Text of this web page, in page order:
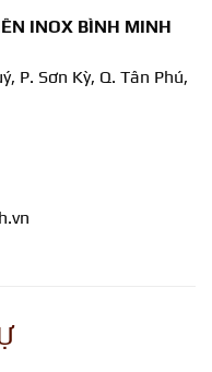
INOX BÌNH MINH
P. Sơn Kỳ, Q. Tân Phú,